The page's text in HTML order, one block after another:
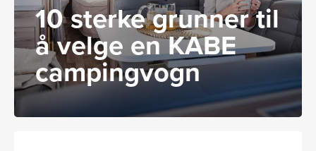
10 sterke grunner til
å velge en KABE
campingvogn